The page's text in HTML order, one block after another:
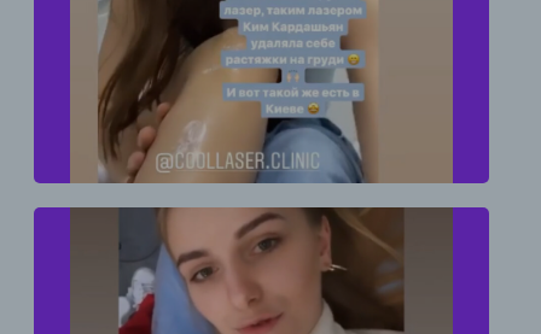
Ким Кардашьян удаляла себе растяжки на
груди. И вот такой же есть в Киеве